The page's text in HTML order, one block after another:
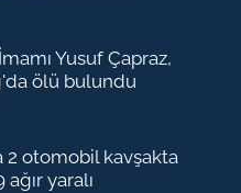
Yusuf Çapraz,
ölü bulundu
2 otomobil kavşakta
ağır yaralı